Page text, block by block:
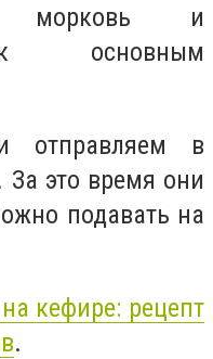
морковь и
к основным
отправляем в
это время они
подавать на
кефире: рецепт
.